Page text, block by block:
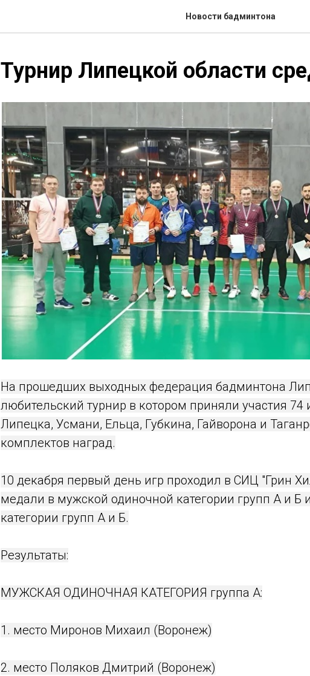
Новости бадминтона
Турнир Липецкой области
На прошедших выходных федерация бадминтона
любительский турнир в котором приняли участия 74
Липецка, Усмани, Ельца, Губкина, Гайворона и
комплектов наград.
10 декабря первый день игр проходил в СИЦ "Грин
медали в мужской одиночной категории групп А и Б
категории групп А и Б.
Результаты:
МУЖСКАЯ ОДИНОЧНАЯ КАТЕГОРИЯ группа А:
1. место Миронов Михаил (Воронеж)
2. место Поляков Дмитрий (Воронеж)